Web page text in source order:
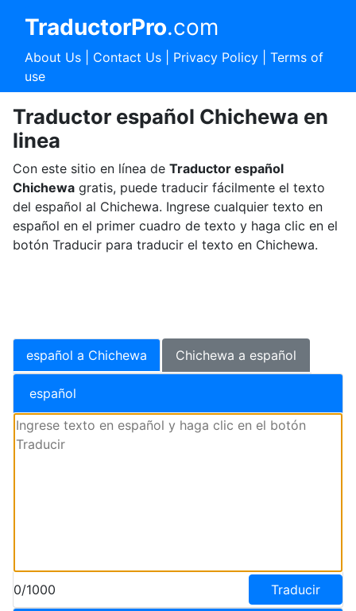
TraductorPro.com
About Us| Contact Us| Privacy Policy| Terms of
use
Traductor español Chichewa en
linea
Con este sitio en línea de Traductor español
Chichewagratis, puede traducir fácilmente el texto
del español al Chichewa. Ingrese cualquier texto en
español en el primer cuadro de texto y haga clic en el
botón Traducir para traducir el texto en Chichewa.
español a Chichewa Chichewa a español
español
0/1000 Traducir